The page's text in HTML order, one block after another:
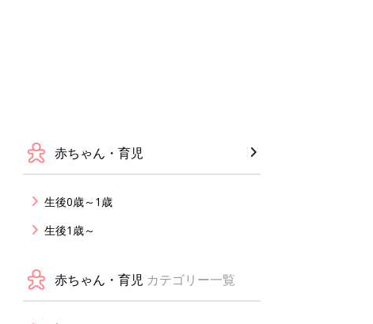
赤ちゃん・育児
生後0歳～1歳
生後1歳～
赤ちゃん・育児 カテゴリー一覧